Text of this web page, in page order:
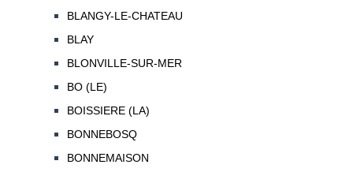
BLANGY-LE-CHATEAU
BLAY
BLONVILLE-SUR-MER
BO (LE)
BOISSIERE (LA)
BONNEBOSQ
BONNEMAISON